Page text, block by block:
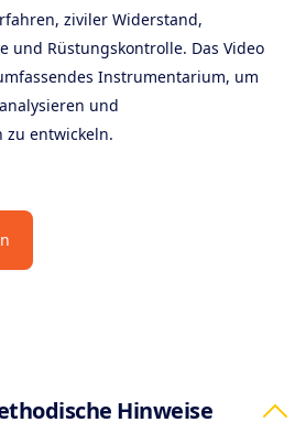
ziviler Widerstand,
und Rüstungskontrolle. Das Video
Instrumentarium, um
und
zu entwickeln.
Hinweise